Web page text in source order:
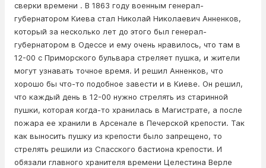
сверки времени . В 1863 году военным генерал-
губернатором Киева стал Николай Николаевич Анненков,
который за несколько лет до этого был генерал-
губернатором в Одессе и ему очень нравилось, что там в
12-00 с Приморского бульвара стреляет пушка, и жители
могут узнавать точное время. И решил Анненков, что
хорошо бы что-то подобное завести и в Киеве. Он решил,
что каждый день в 12-00 нужно стрелять из старинной
пушки, которая когда-то хранилась в Магистрате, а после
пожара ее хранили в Арсенале в Печерской крепости. Так
как выносить пушку из крепости было запрещено, то
стрелять решили из Спасского бастиона крепости. И
обязали главного хранителя времени Целестина Верле